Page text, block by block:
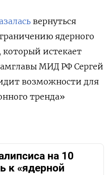
вернуться
ядерного
истекает
МИД РФ Сергей
возможности для
тренда»
на 10
к «ядерной